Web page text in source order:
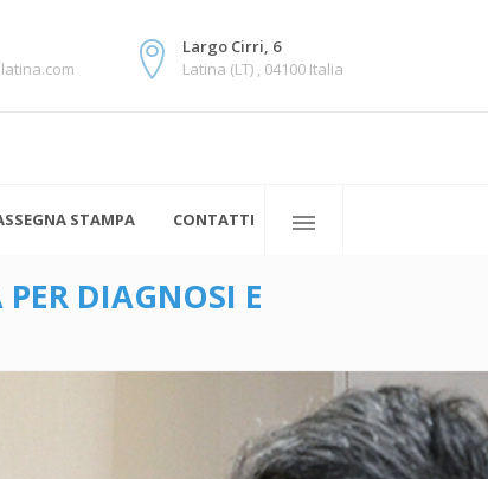
Largo Cirri, 6
Latina (LT) , 04100 Italia
STAMPA CONTATTI
DIAGNOSI E